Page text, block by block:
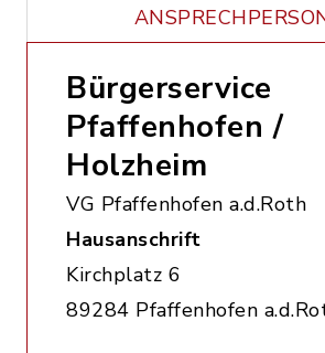
Bürgerservice
Pfaffenhofen /
Holzheim
VG Pfaffenhofen a.d.Roth
Hausanschrift
Kirchplatz 6
89284 Pfaffenhofen